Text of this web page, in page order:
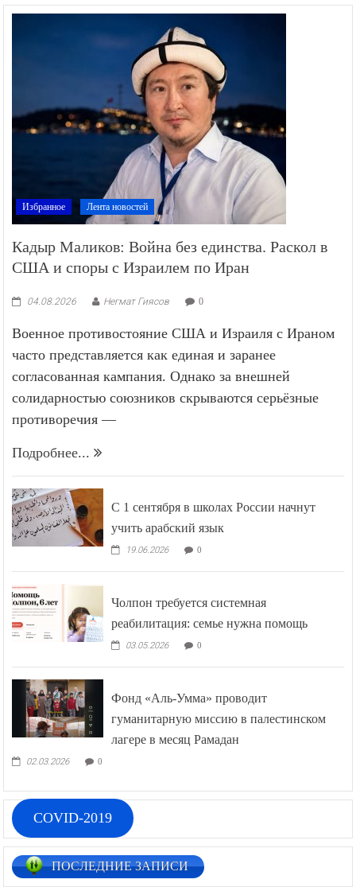
Избранное Лента новостей
Кадыр Маликов: Война без единства. Раскол в
США и споры с Израилем по Иран
04.08.2026 Негмат Гиясов 0
Военное противостояние США и Израиля с Ираном
часто представляется как единая и заранее
согласованная кампания. Однако за внешней
солидарностью союзников скрываются серьёзные
противоречия —
Подробнее...
С 1 сентября в школах России начнут
учить арабский язык
19.06.2026 0
Чолпон требуется системная
реабилитация: семье нужна помощь
03.05.2026 0
Фонд «Аль-Умма» проводит
гуманитарную миссию в палестинском
лагере в месяц Рамадан
02.03.2026 0
COVID-2019
ПОСЛЕДНИЕ ЗАПИСИ